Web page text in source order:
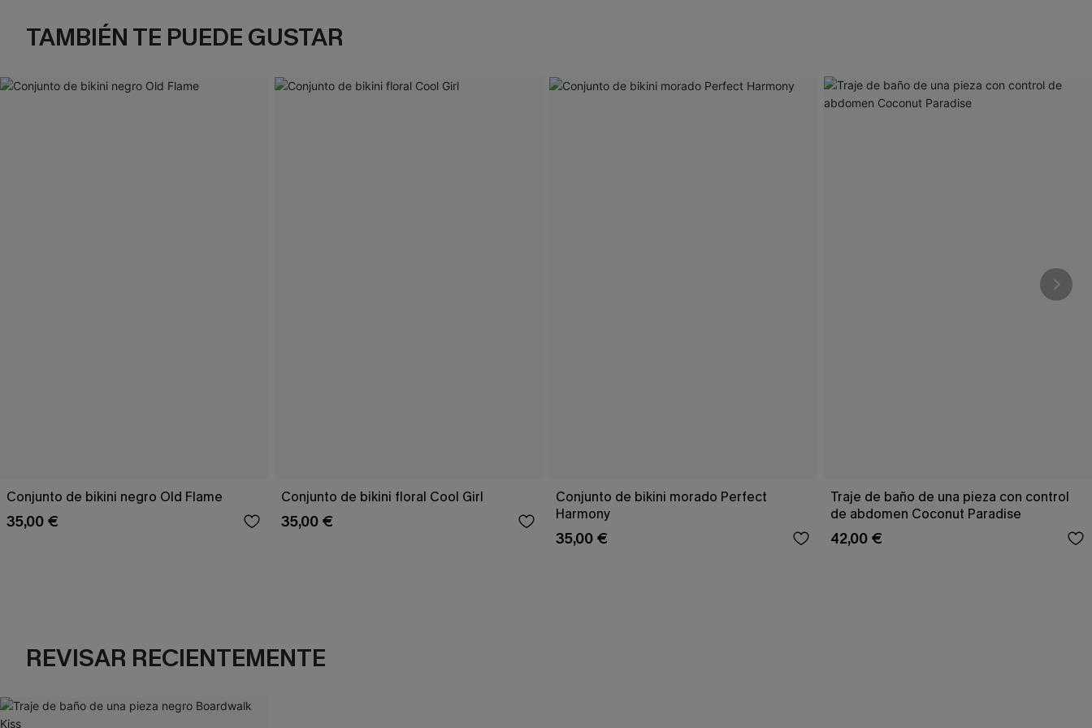
TAMBIÉN TE PUEDE GUSTAR
Conjunto de bikini negro Old Flame
35,00 €
Conjunto de bikini floral Cool Girl
35,00 €
Conjunto de bikini morado Perfect
Harmony
35,00 €
Traje de baño de una pieza con control
de abdomen Coconut Paradise
42,00 €
REVISAR RECIENTEMENTE